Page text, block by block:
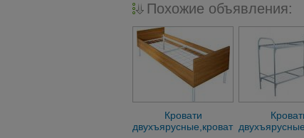
Похожие объявления:
Кровати
двухъярусные,кровати